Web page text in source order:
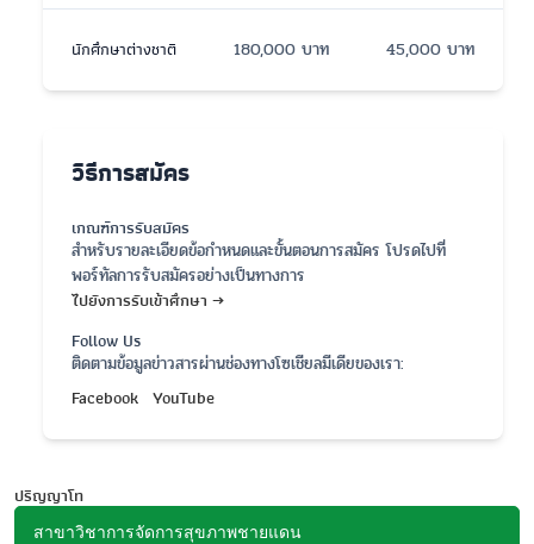
นักศึกษาต่างชาติ 180,000 บาท 45,000 บาท
วิธีการสมัคร
เกณฑ์การรับสมัคร
สำหรับรายละเอียดข้อกำหนดและขั้นตอนการสมัคร โปรดไปที่
พอร์ทัลการรับสมัครอย่างเป็นทางการ
ไปยังการรับเข้าศึกษา →
Follow Us
ติดตามข้อมูลข่าวสารผ่านช่องทางโซเชียลมีเดียของเรา:
Facebook YouTube
ปริญญาโท
สาขาวิชาการจัดการสุขภาพชายแดน